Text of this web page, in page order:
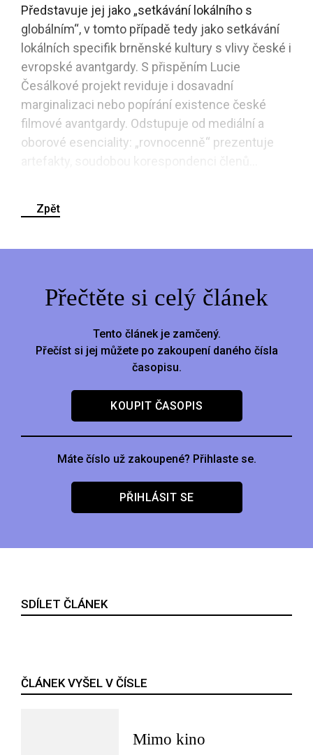
Představuje jej jako „setkávání lokálního s
globálním“, v tomto případě tedy jako setkávání
lokálních specifik brněnské kultury s vlivy české i
evropské avantgardy. S přispěním Lucie
Česálkové projekt reviduje i dosavadní
marginalizaci nebo popírání existence české
filmové avantgardy. Odstupuje od mediální a
oborové esenciality: „rovnocenně“ prezentuje
Zpět
Přečtěte si celý článek
Tento článek je zamčený.
Přečíst si jej můžete po zakoupení daného čísla
časopisu.
KOUPIT ČASOPIS
Máte číslo už zakoupené? Přihlaste se.
PŘIHLÁSIT SE
SDÍLET ČLÁNEK
ČLÁNEK VYŠEL V ČÍSLE
Mimo kino